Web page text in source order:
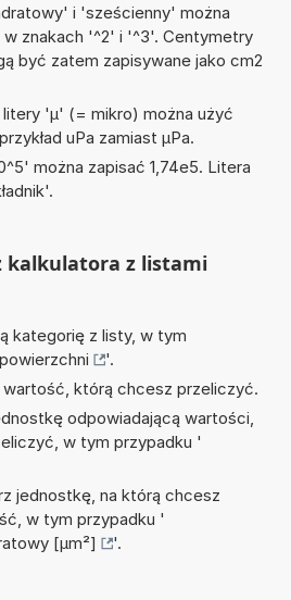
i 'sześcienny' można
znakach '^2' i '^3'. Centymetry
być zatem zapisywane jako cm2
'µ' (= mikro) można użyć
uPa zamiast µPa.
można zapisać 1,74e5. Litera
kalkulatora z listami
kategorię z listy, w tym
'.
którą chcesz przeliczyć.
odpowiadającą wartości,
w tym przypadku '
jednostkę, na którą chcesz
w tym przypadku '
[µm²]
'.